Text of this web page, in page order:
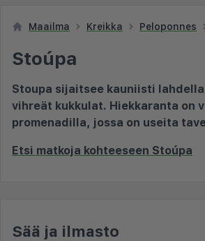
Maailma Kreikka Peloponnes
Stoúpa
Stoupa sijaitsee kauniisti
vihreät kukkulat. Hiekkaranta on
promenadilla, jossa on useita
Etsi matkoja kohteeseen Stoúpa
Sää ja ilmasto